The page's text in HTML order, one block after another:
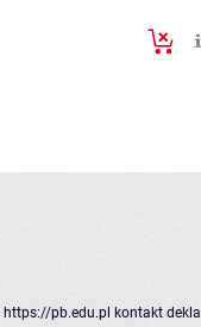
https://pb.edu.pl kontakt